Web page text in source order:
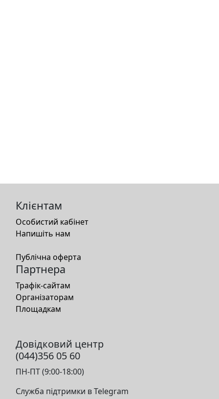
Клієнтам
Особистий кабінет
Напишіть нам
Публічна оферта
Партнера
Трафік-сайтам
Організаторам
Площадкам
Довідковий центр
(044)356 05 60
ПН-ПТ (9:00-18:00)
Служба підтримки в Telegram